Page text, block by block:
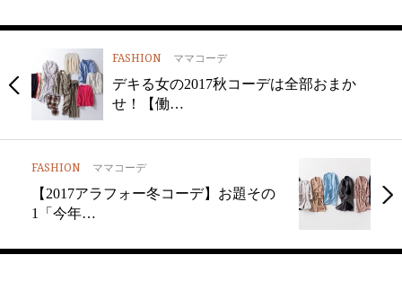
FASHION ママコーデ
デキる女の2017秋コーデは全部おまか
せ！【働…
FASHION ママコーデ
【2017アラフォー冬コーデ】お題その
1「今年…